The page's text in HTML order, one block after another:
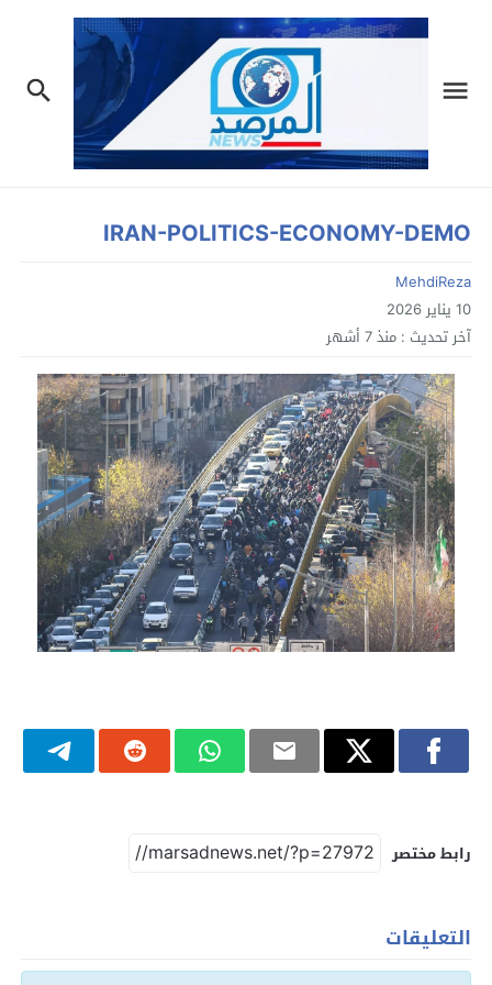
IRAN-POLITICS-ECONOMY-DEMO
MehdiReza
10 يناير 2026
آخر تحديث : منذ 7 أشهر
رابط مختصر
التعليقات